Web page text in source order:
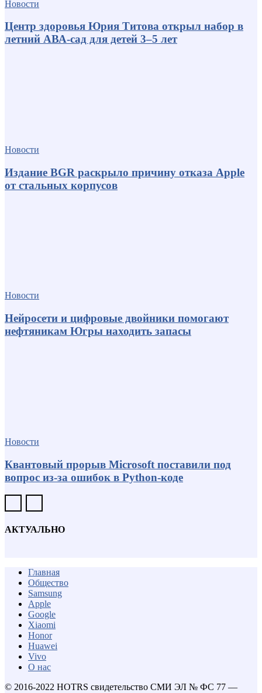
Новости
Центр здоровья Юрия Титова открыл набор в
летний АВА-сад для детей 3–5 лет
Новости
Издание BGR раскрыло причину отказа Apple
от стальных корпусов
Новости
Нейросети и цифровые двойники помогают
нефтяникам Югры находить запасы
Новости
Квантовый прорыв Microsoft поставили под
вопрос из-за ошибок в Python-коде
АКТУАЛЬНО
Главная
Общество
Samsung
Apple
Google
Xiaomi
Honor
Huawei
Vivo
О нас
© 2016-2022 HOTRS свидетельство СМИ ЭЛ № ФС 77 —